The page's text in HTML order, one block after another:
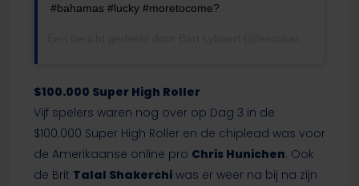
#bahamas #lucky #moretocome?
$100.000 Super High Roller
Vijf spelers waren nog over op Dag 3 in de
$100.000 Super High Roller en de chiplead was voor
de Amerikaanse online pro Chris Hunichen. Ook
de Brit Talal Shakerchiwas er weer na bij na zijn